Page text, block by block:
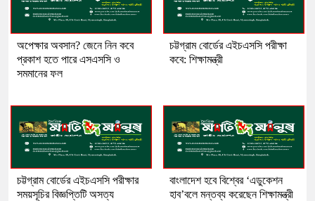
অপেক্ষার অবসান? জেনে নিন কবে
প্রকাশ হতে পারে এসএসসি ও
সমমানের ফল
চট্টগ্রাম বোর্ডের এইচএসসি পরীক্ষা
কবে: শিক্ষামন্ত্রী
চট্টগ্রাম বোর্ডের এইচএসসি পরীক্ষার
সময়সূচির বিজ্ঞপ্তিটি অসত্য
বাংলাদেশ হবে বিশ্বের ‘এডুকেশন
হাব’বলে মন্তব্য করেছেন শিক্ষামন্ত্রী